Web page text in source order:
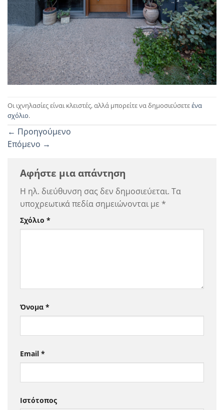
Οι ιχνηλασίες είναι κλειστές, αλλά μπορείτε να δημοσιεύσετεένα
σχόλιο.
← Προηγούμενο
Επόμενο →
Αφήστε μια απάντηση
Η ηλ. διεύθυνση σας δεν δημοσιεύεται. Τα
υποχρεωτικά πεδία σημειώνονται με *
Σχόλιο *
Όνομα *
Email *
Ιστότοπος